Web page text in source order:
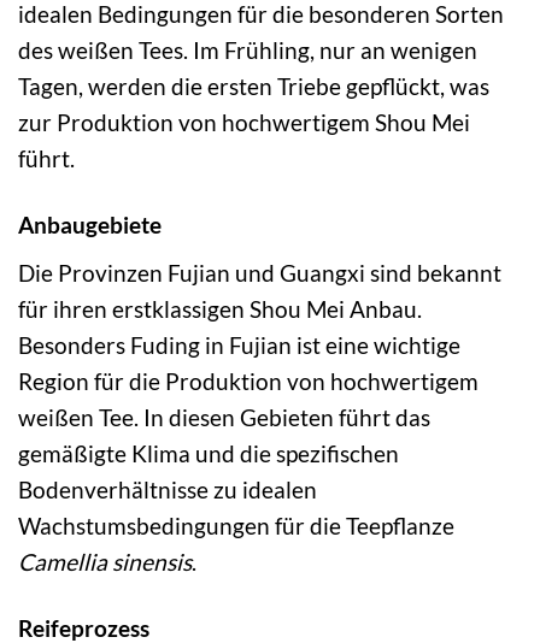
idealen Bedingungen für die besonderen Sorten
des weißen Tees. Im Frühling, nur an wenigen
Tagen, werden die ersten Triebe gepflückt, was
zur Produktion von hochwertigem Shou Mei
führt.
Anbaugebiete
Die Provinzen Fujian und Guangxi sind bekannt
für ihren erstklassigen Shou Mei Anbau.
Besonders Fuding in Fujian ist eine wichtige
Region für die Produktion von hochwertigem
weißen Tee. In diesen Gebieten führt das
gemäßigte Klima und die spezifischen
Bodenverhältnisse zu idealen
Wachstumsbedingungen für die Teepflanze
Camellia sinensis.
Reifeprozess